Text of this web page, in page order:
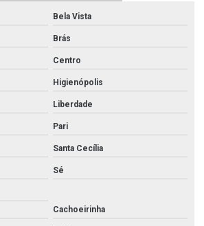
Bela Vista
Brás
Centro
Higienópolis
Liberdade
Pari
Santa Cecília
Sé
Cachoeirinha